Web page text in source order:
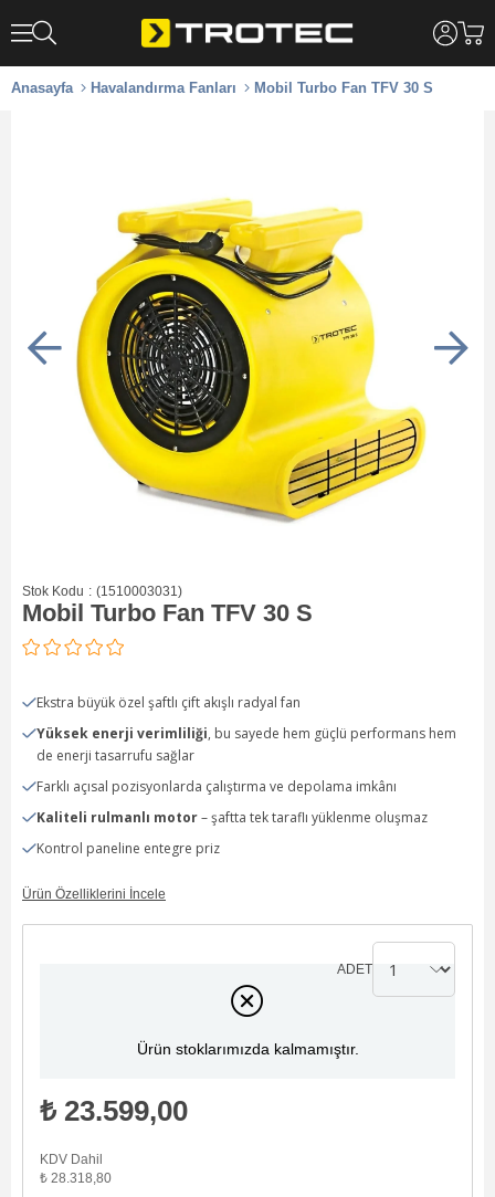
Anasayfa Havalandırma Fanları Mobil Turbo Fan TFV 30 S
Stok Kodu (1510003031)
Mobil Turbo Fan TFV 30 S
Ekstra büyük özel şaftlı çift akışlı radyal fan
Yüksek enerji verimliliği, bu sayede hem güçlü performans hem
de enerji tasarrufu sağlar
Farklı açısal pozisyonlarda çalıştırma ve depolama imkânı
Kaliteli rulmanlı motor– şaftta tek taraflı yüklenme oluşmaz
Kontrol paneline entegre priz
Ürün Özelliklerini İncele
Ürün stoklarımızda kalmamıştır.
₺ 23.599,00
KDV Dahil
₺ 28.318,80
ADET